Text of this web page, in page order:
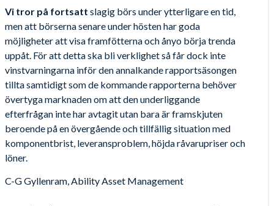
Vi tror på fortsatt slagig börs under ytterligare en tid,
men att börserna senare under hösten har goda
möjligheter att visa framfötterna och ånyo börja trenda
uppåt. För att detta ska bli verklighet så får dock inte
vinstvarningarna inför den annalkande rapportsäsongen
tillta samtidigt som de kommande rapporterna behöver
övertyga marknaden om att den underliggande
efterfrågan inte har avtagit utan bara är framskjuten
beroende på en övergående och tillfällig situation med
komponentbrist, leveransproblem, höjda råvarupriser och
löner.
C-G Gyllenram, Ability Asset Management